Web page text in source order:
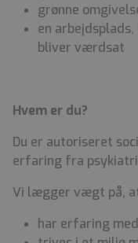
grønne
en
bliver værdsat
Hvem er du?
Du er autoriseret
erfaring fra
Vi lægger vægt på,
har erfaring